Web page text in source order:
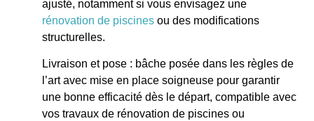
ajusté, notamment si vous envisagez une
rénovation de piscines ou des modifications
structurelles.
Livraison et pose : bâche posée dans les règles de
l’art avec mise en place soigneuse pour garantir
une bonne efficacité dès le départ, compatible avec
vos travaux de rénovation de piscines ou